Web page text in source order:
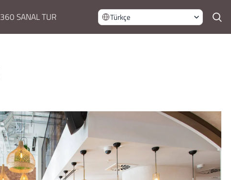
360 SANAL TUR Türkçe